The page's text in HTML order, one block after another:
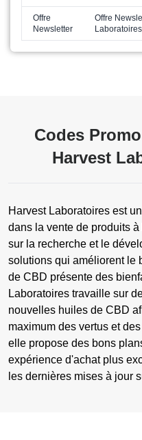
Offre
Newsletter
Offre
Laboratoires
Codes
Harvest
Harvest Laboratoires est
dans la vente de produits
sur la recherche et le
solutions qui améliorent le
de CBD présente des
Laboratoires travaille sur
nouvelles huiles de CBD
maximum des vertus et
elle propose des bons
expérience d'achat plus
les dernières mises à jour